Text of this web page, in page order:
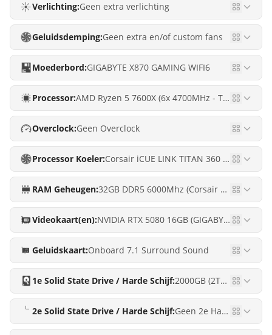
Verlichting:Geen extra verlichting
Geluidsdemping:Geen extra en/of custom fans
Moederbord:GIGABYTE X870 GAMING WIFI6
Processor: AMD Ryzen 5 7600X (6x 4700MHz - Turbo 5300MHz)
Overclock:Geen Overclock
Processor Koeler: Corsair iCUE LINK TITAN 360 RX LCD RGB (Waterkoeling)
RAM Geheugen: 32GB DDR5 6000Mhz (Corsair Vengeance RGB) PREMIUM RGB
Videokaart(en): NVIDIA RTX 5080 16GB (GIGABYTE RTX 5080 WINDFORCE OC 16G)
Geluidskaart:Onboard 7.1 Surround Sound
1e Solid State Drive / Harde Schijf: 2000GB (2TB) M.2 Solid State Drive (Crucial E100 2TB)
2e Solid State Drive / Harde Schijf: Geen 2e Harde schijf